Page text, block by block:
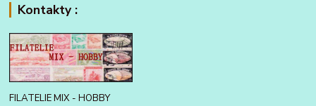
Kontakty :
FILATELIE MIX - HOBBY